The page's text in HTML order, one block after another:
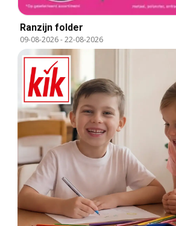
Ranzijn folder
09-08-2026-22-08-2026